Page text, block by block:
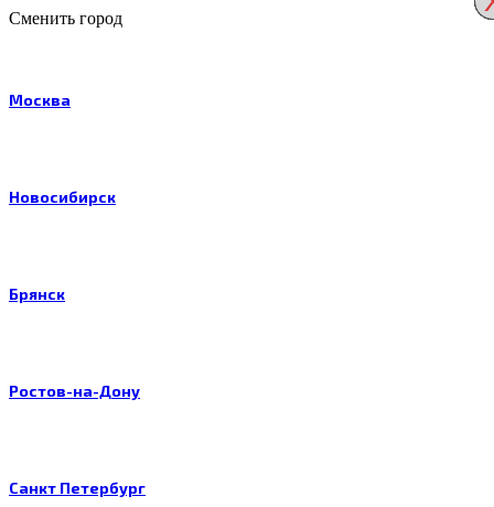
Сменить город
Москва
Новосибирск
Брянск
Ростов-на-Дону
Санкт Петербург